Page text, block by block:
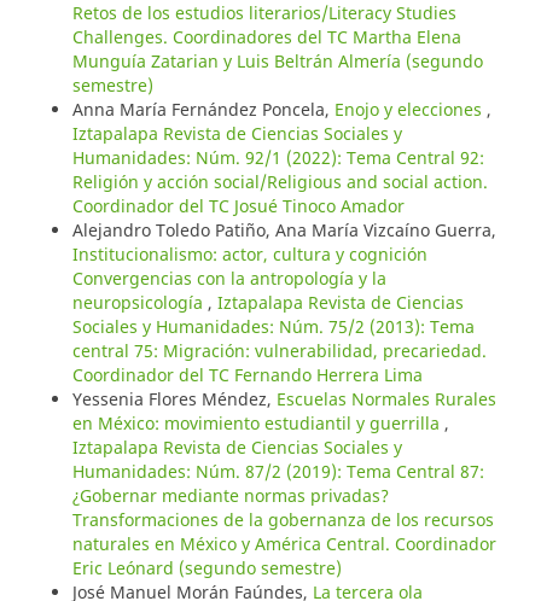
Retos de los estudios literarios/Literacy Studies
Challenges. Coordinadores del TC Martha Elena
Munguía Zatarian y Luis Beltrán Almería (segundo
semestre)
Anna María Fernández Poncela, Enojo y elecciones ,
Iztapalapa Revista de Ciencias Sociales y
Humanidades: Núm. 92/1 (2022): Tema Central 92:
Religión y acción social/Religious and social action.
Coordinador del TC Josué Tinoco Amador
Alejandro Toledo Patiño, Ana María Vizcaíno Guerra,
Institucionalismo: actor, cultura y cognición
Convergencias con la antropología y la
neuropsicología , Iztapalapa Revista de Ciencias
Sociales y Humanidades: Núm. 75/2 (2013): Tema
central 75: Migración: vulnerabilidad, precariedad.
Coordinador del TC Fernando Herrera Lima
Yessenia Flores Méndez, Escuelas Normales Rurales
en México: movimiento estudiantil y guerrilla ,
Iztapalapa Revista de Ciencias Sociales y
Humanidades: Núm. 87/2 (2019): Tema Central 87:
¿Gobernar mediante normas privadas?
Transformaciones de la gobernanza de los recursos
naturales en México y América Central. Coordinador
Eric Leónard (segundo semestre)
José Manuel Morán Faúndes, La tercera ola